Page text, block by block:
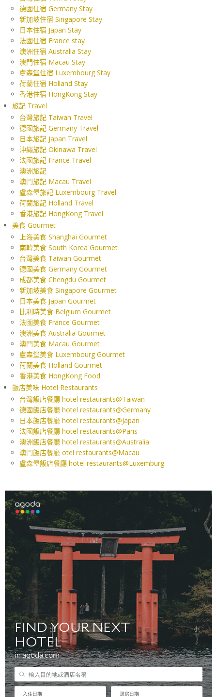
德國住宿 Germany Stay
新加坡住宿 Singapore Stay
日本住宿 Japan Stay
法國住宿 France stay
澳洲住宿 Australia Stay
澳門住宿 Macau Stay
盧森堡住宿 Luxembourg Stay
荷蘭住宿 Holland Stay
香港住宿 HongKong Stay
旅記 Travel
台灣旅記 Taiwan Travel
德國旅記 Germany Travel
日本旅記 Japan Travel
沖繩旅記 Okinawa Travel
法國旅記 France Travel
澳洲旅記
澳門旅記 Macau Travel
盧森堡旅記 Luxembourg Travel
荷蘭旅記 Holland Travel
香港旅記 HongKong Travel
美食 Gourmet
上海美食 Shanghai Gourmet
南韓美食 South Korea Gourmet
台灣美食 Taiwan Gourmet
德國美食 Germany Gourmet
成都美食 Chengdu Gourmet
新加坡美食 Singapore Gourmet
日本美食 Japan Gourmet
比利時美食 Belgium Gourmet
法國美食 France Gourmet
澳洲美食 Australia Gourmet
澳門美食 Macau Gourmet
盧森堡美食 Luxembourg Gourmet
荷蘭美食 Holland Gourmet
香港美食 HongKong Food
飯店美味 Hotel Restaurants
台灣飯店餐廳 hotel restaurants@Taiwan
德國飯店餐廳 hotel restaurants@Germany
日本飯店餐廳 hotel restaurants@Japan
法國飯店餐廳 hotel restaurants@Paris
澳洲飯店餐廳 hotel restaurants@Australia
澳門飯店餐廳 otel restaurants@Macau
盧森堡飯店餐廳 hotel restaurants@Luxemburg